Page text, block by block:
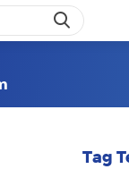
Tag